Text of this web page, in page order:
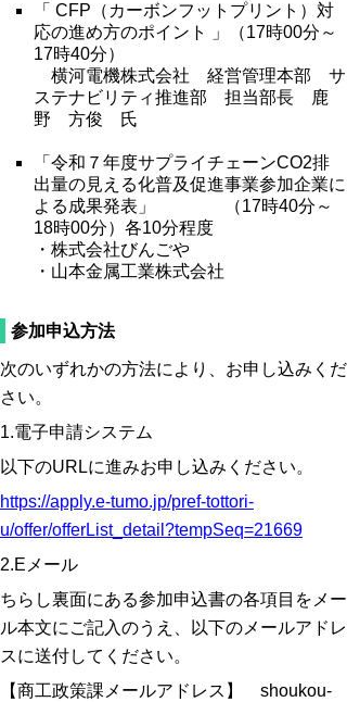
「 CFP（カーボンフットプリント）対
応の進め方のポイント 」（17時00分～
17時40分）
横河電機株式会社 経営管理本部 サ
ステナビリティ推進部 担当部長 鹿
野 方俊 氏
「令和７年度サプライチェーンCO2排
出量の見える化普及促進事業参加企業に
よる成果発表」 （17時40分～
18時00分）各10分程度
・株式会社びんごや
・山本金属工業株式会社
参加申込方法
次のいずれかの方法により、お申し込みくだ
さい。
1.電子申請システム
以下のURLに進みお申し込みください。
https://apply.e-tumo.jp/pref-tottori-
u/offer/offerList_detail?tempSeq=21669
2.Eメール
ちらし裏面にある参加申込書の各項目をメー
ル本文にご記入のうえ、以下のメールアドレ
スに送付してください。
【商工政策課メールアドレス】 shoukou-